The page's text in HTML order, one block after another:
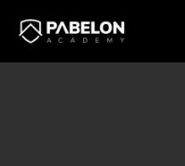
contenido
Inicio